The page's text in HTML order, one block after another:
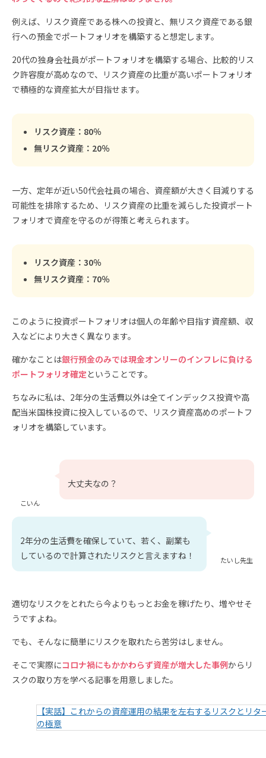
例えば、リスク資産である株への投資と、無リスク資産である銀
行への預金でポートフォリオを構築すると想定します。
20代の独身会社員がポートフォリオを構築する場合、比較的リス
ク許容度が高めなので、リスク資産の比重が高いポートフォリオ
で積極的な資産拡大が目指せます。
リスク資産：80％
無リスク資産：20％
一方、定年が近い50代会社員の場合、資産額が大きく目減りする
可能性を排除するため、リスク資産の比重を減らした投資ポート
フォリオで資産を守るのが得策と考えられます。
リスク資産：30％
無リスク資産：70％
このように投資ポートフォリオは個人の年齢や目指す資産額、収
入などにより大きく異なります。
確かなことは銀行預金のみでは現金オンリーのインフレに負ける
ポートフォリオ確定 ということです。
ちなみに私は、2年分の生活費以外は全てインデックス投資や高
配当米国株投資に投入しているので、リスク資産高めのポートフ
ォリオを構築しています。
こいん
大丈夫なの？
たいし先生
2年分の生活費を確保していて、若く、副業も
しているので計算されたリスクと言えますね！
適切なリスクをとれたら今よりもっとお金を稼げたり、増やせそ
うですよね。
でも、そんなに簡単にリスクを取れたら苦労はしません。
そこで実際にコロナ禍にもかかわらず資産が増大した事例からリ
スクの取り方を学べる記事を用意しました。
【実話】これからの資産運用の結果を左右するリスクとリタ
の極意